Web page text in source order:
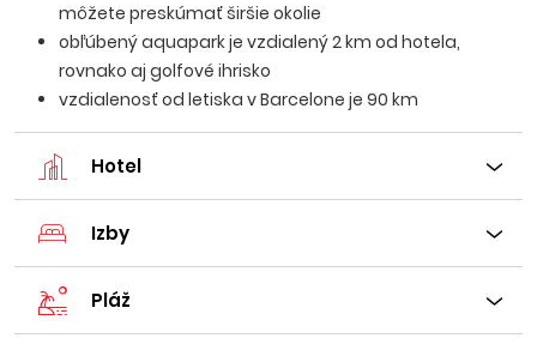
môžete preskúmať širšie okolie
obľúbený aquapark je vzdialený 2 km od hotela,
rovnako aj golfové ihrisko
vzdialenosť od letiska v Barcelone je 90 km
Hotel
Izby
Pláž